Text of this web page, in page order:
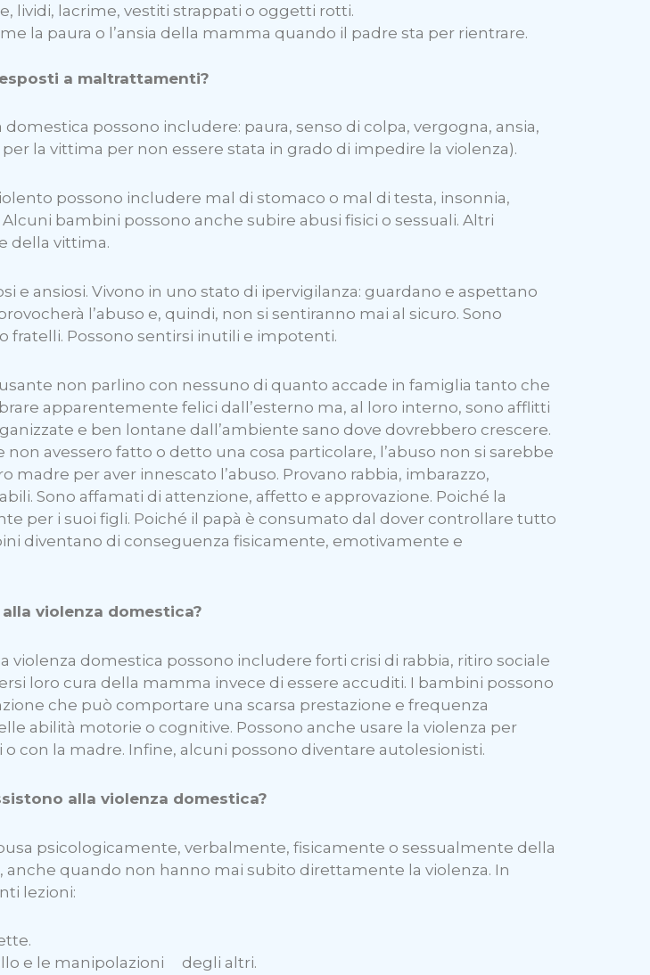
lividi, lacrime, vestiti strappati o oggetti rotti.
la paura o l’ansia della mamma quando il padre sta per rientrare.
a maltrattamenti?
possono includere: paura, senso di colpa, vergogna, ansia,
la vittima per non essere stata in grado di impedire la violenza).
possono includere mal di stomaco o mal di testa, insonnia,
bambini possono anche subire abusi fisici o sessuali. Altri
della vittima.
ansiosi. Vivono in uno stato di ipervigilanza: guardano e aspettano
l’abuso e, quindi, non si sentiranno mai al sicuro. Sono
fratelli. Possono sentirsi inutili e impotenti.
non parlino con nessuno di quanto accade in famiglia tanto che
apparentemente felici dall’esterno ma, al loro interno, sono afflitti
e ben lontane dall’ambiente sano dove dovrebbero crescere.
avessero fatto o detto una cosa particolare, l’abuso non si sarebbe
madre per aver innescato l’abuso. Provano rabbia, imbarazzo,
Sono affamati di attenzione, affetto e approvazione. Poiché la
per i suoi figli. Poiché il papà è consumato dal dover controllare tutto
diventano di conseguenza fisicamente, emotivamente e
violenza domestica?
domestica possono includere forti crisi di rabbia, ritiro sociale
loro cura della mamma invece di essere accuditi. I bambini possono
che può comportare una scarsa prestazione e frequenza
abilità motorie o cognitive. Possono anche usare la violenza per
con la madre. Infine, alcuni possono diventare autolesionisti.
alla violenza domestica?
psicologicamente, verbalmente, fisicamente o sessualmente della
quando non hanno mai subito direttamente la violenza. In
lezioni:
e le manipolazioni degli altri.